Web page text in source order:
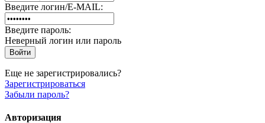
Введите логин/E-MAIL:
Введите пароль:
Неверный логин или пароль
Еще не зарегистрировались?
Зарегистрироваться
Забыли пароль?
Авторизация